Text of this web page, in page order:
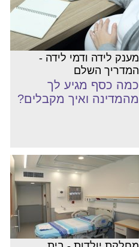
מענק לידה ודמי לידה -
המדריך השלם
כמה כסף מגיע לך
מהמדינה ואיך מקבלים?